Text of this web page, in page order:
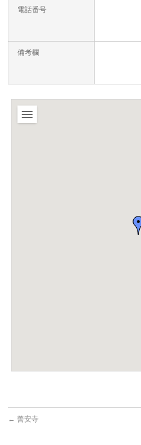
電話番号
備考欄
← 善安寺